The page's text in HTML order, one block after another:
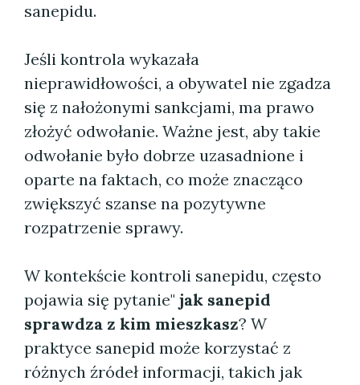
sanepidu.
Jeśli kontrola wykazała
nieprawidłowości, a obywatel nie zgadza
się z nałożonymi sankcjami, ma prawo
złożyć odwołanie. Ważne jest, aby takie
odwołanie było dobrze uzasadnione i
oparte na faktach, co może znacząco
zwiększyć szanse na pozytywne
rozpatrzenie sprawy.
W kontekście kontroli sanepidu, często
pojawia się pytanie" jak sanepid
sprawdza z kim mieszkasz? W
praktyce sanepid może korzystać z
różnych źródeł informacji, takich jak